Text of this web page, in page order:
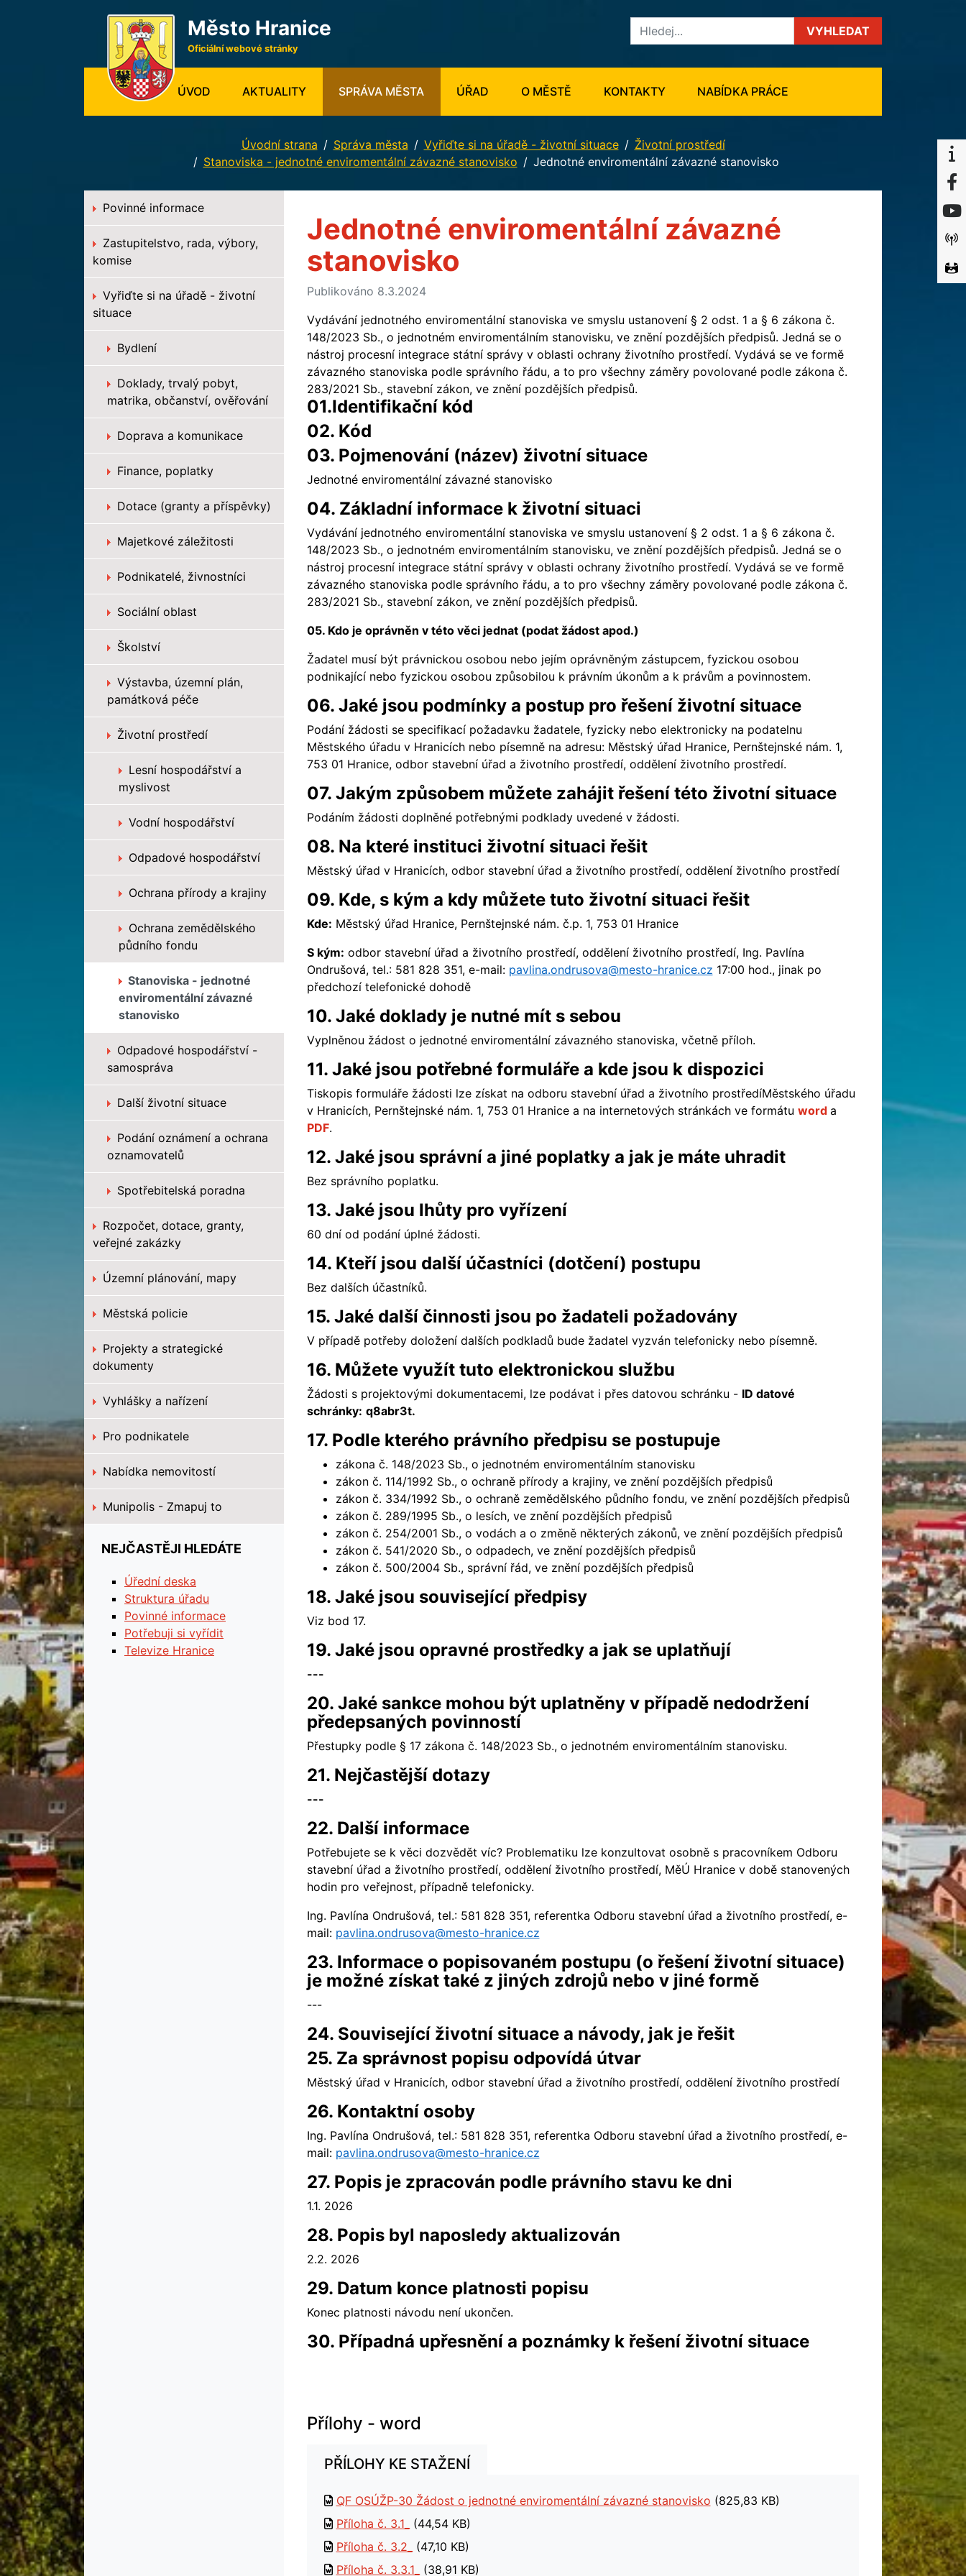
Město Hranice
Oficiální webové stránky
VYHLEDAT
ÚVOD(CURRENT)AKTUALITY SPRÁVA MĚSTA ÚŘAD O MĚSTĚ KONTAKTY NABÍDKA PRÁCE
Úvodní strana Správa města Vyřiďte si na úřadě - životní situace
Životní prostředí
Stanoviska - jednotné enviromentální závazné stanovisko
Jednotné enviromentální závazné stanovisko
Jednotné enviromentální závazné
stanovisko
Publikováno 8.3.2024
Vydávání jednotného enviromentální stanoviska ve smyslu ustanovení § 2 odst. 1 a § 6 zákona č.
148/2023 Sb., o jednotném enviromentálním stanovisku, ve znění pozdějších předpisů. Jedná se o
nástroj procesní integrace státní správy v oblasti ochrany životního prostředí. Vydává se ve formě
závazného stanoviska podle správního řádu, a to pro všechny záměry povolované podle zákona č.
283/2021 Sb., stavební zákon, ve znění pozdějších předpisů.
01.Identifikační kód
02. Kód
03. Pojmenování (název) životní situace
Jednotné enviromentální závazné stanovisko
04. Základní informace k životní situaci
Vydávání jednotného enviromentální stanoviska ve smyslu ustanovení § 2 odst. 1 a § 6 zákona č.
148/2023 Sb., o jednotném enviromentálním stanovisku, ve znění pozdějších předpisů. Jedná se o
nástroj procesní integrace státní správy v oblasti ochrany životního prostředí. Vydává se ve formě
závazného stanoviska podle správního řádu, a to pro všechny záměry povolované podle zákona č.
283/2021 Sb., stavební zákon, ve znění pozdějších předpisů.
05. Kdo je oprávněn v této věci jednat (podat žádost apod.)
Žadatel musí být právnickou osobou nebo jejím oprávněným zástupcem, fyzickou osobou
podnikající nebo fyzickou osobou způsobilou k právním úkonům a k právům a povinnostem.
06. Jaké jsou podmínky a postup pro řešení životní situace
Podání žádosti se specifikací požadavku žadatele, fyzicky nebo elektronicky na podatelnu
Městského úřadu v Hranicích nebo písemně na adresu: Městský úřad Hranice, Pernštejnské nám. 1,
753 01 Hranice, odbor stavební úřad a životního prostředí, oddělení životního prostředí.
07. Jakým způsobem můžete zahájit řešení této životní situace
Podáním žádosti doplněné potřebnými podklady uvedené v žádosti.
08. Na které instituci životní situaci řešit
Městský úřad v Hranicích, odbor stavební úřad a životního prostředí, oddělení životního prostředí
09. Kde, s kým a kdy můžete tuto životní situaci řešit
Kde: Městský úřad Hranice, Pernštejnské nám. č.p. 1, 753 01 Hranice
S kým: odbor stavební úřad a životního prostředí, oddělení životního prostředí, Ing. Pavlína
Ondrušová, tel.: 581 828 351, e-mail: pavlina.ondrusova@mesto-hranice.cz 17:00 hod., jinak po
předchozí telefonické dohodě
10. Jaké doklady je nutné mít s sebou
Vyplněnou žádost o jednotné enviromentální závazného stanoviska, včetně příloh.
11. Jaké jsou potřebné formuláře a kde jsou k dispozici
Tiskopis formuláře žádosti lze získat na odboru stavební úřad a životního prostředíMěstského úřadu
v Hranicích, Pernštejnské nám. 1, 753 01 Hranice a na internetových stránkách ve formátu word a
PDF.
12. Jaké jsou správní a jiné poplatky a jak je máte uhradit
Bez správního poplatku.
13. Jaké jsou lhůty pro vyřízení
60 dní od podání úplné žádosti.
14. Kteří jsou další účastníci (dotčení) postupu
Bez dalších účastníků.
15. Jaké další činnosti jsou po žadateli požadovány
V případě potřeby doložení dalších podkladů bude žadatel vyzván telefonicky nebo písemně.
16. Můžete využít tuto elektronickou službu
Žádosti s projektovými dokumentacemi, lze podávat i přes datovou schránku - ID datové
schránky: q8abr3t.
17. Podle kterého právního předpisu se postupuje
zákona č. 148/2023 Sb., o jednotném enviromentálním stanovisku
zákon č. 114/1992 Sb., o ochraně přírody a krajiny, ve znění pozdějších předpisů
zákon č. 334/1992 Sb., o ochraně zemědělského půdního fondu, ve znění pozdějších předpisů
zákon č. 289/1995 Sb., o lesích, ve znění pozdějších předpisů
zákon č. 254/2001 Sb., o vodách a o změně některých zákonů, ve znění pozdějších předpisů
zákon č. 541/2020 Sb., o odpadech, ve znění pozdějších předpisů
zákon č. 500/2004 Sb., správní řád, ve znění pozdějších předpisů
18. Jaké jsou související předpisy
Viz bod 17.
19. Jaké jsou opravné prostředky a jak se uplatňují
---
20. Jaké sankce mohou být uplatněny v případě nedodržení
předepsaných povinností
Přestupky podle § 17 zákona č. 148/2023 Sb., o jednotném enviromentálním stanovisku.
21. Nejčastější dotazy
---
22. Další informace
Potřebujete se k věci dozvědět víc? Problematiku lze konzultovat osobně s pracovníkem Odboru
stavební úřad a životního prostředí, oddělení životního prostředí, MěÚ Hranice v době stanovených
hodin pro veřejnost, případně telefonicky.
Ing. Pavlína Ondrušová, tel.: 581 828 351, referentka Odboru stavební úřad a životního prostředí, e-
mail: pavlina.ondrusova@mesto-hranice.cz
23. Informace o popisovaném postupu (o řešení životní situace)
je možné získat také z jiných zdrojů nebo v jiné formě
---
24. Související životní situace a návody, jak je řešit
25. Za správnost popisu odpovídá útvar
Městský úřad v Hranicích, odbor stavební úřad a životního prostředí, oddělení životního prostředí
26. Kontaktní osoby
Ing. Pavlína Ondrušová, tel.: 581 828 351, referentka Odboru stavební úřad a životního prostředí, e-
mail: pavlina.ondrusova@mesto-hranice.cz
27. Popis je zpracován podle právního stavu ke dni
1.1. 2026
28. Popis byl naposledy aktualizován
2.2. 2026
29. Datum konce platnosti popisu
Konec platnosti návodu není ukončen.
30. Případná upřesnění a poznámky k řešení životní situace
Přílohy - word
PŘÍLOHY KE STAŽENÍ
QF OSÚŽP-30 Žádost o jednotné enviromentální závazné stanovisko (825,83 KB)
Příloha č. 3.1_
(44,54 KB)
Příloha č. 3.2_
(47,10 KB)
Příloha č. 3.3.1_
(38,91 KB)
Povinné informace
Zastupitelstvo, rada, výbory,
komise
Vyřiďte si na úřadě - životní
situace
Bydlení
Doklady, trvalý pobyt,
matrika, občanství, ověřování
Doprava a komunikace
Finance, poplatky
Dotace (granty a příspěvky)
Majetkové záležitosti
Podnikatelé, živnostníci
Sociální oblast
Školství
Výstavba, územní plán,
památková péče
Životní prostředí
Lesní hospodářství a
myslivost
Vodní hospodářství
Odpadové hospodářství
Ochrana přírody a krajiny
Ochrana zemědělského
půdního fondu
Stanoviska - jednotné
enviromentální závazné
stanovisko
Odpadové hospodářství -
samospráva
Další životní situace
Podání oznámení a ochrana
oznamovatelů
Spotřebitelská poradna
Rozpočet, dotace, granty,
veřejné zakázky
Územní plánování, mapy
Městská policie
Projekty a strategické
dokumenty
Vyhlášky a nařízení
Pro podnikatele
Nabídka nemovitostí
Munipolis - Zmapuj to
NEJČASTĚJI HLEDÁTE
Úřední deska
Struktura úřadu
Povinné informace
Potřebuji si vyřídit
Televize Hranice